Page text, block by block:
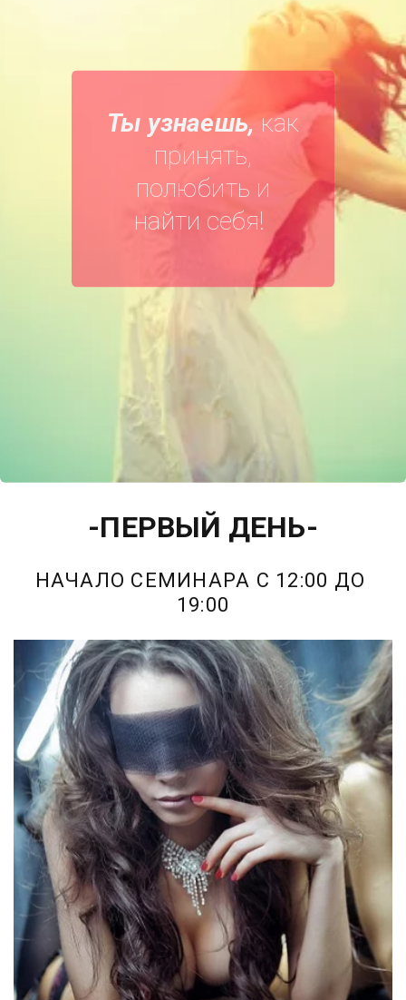
Ты узнаешь,как
принять,
полюбить и
найти себя!
Ты узнаешь,где
взять силына
секс и семью!
-ПЕРВЫЙ ДЕНЬ-
НАЧАЛО СЕМИНАРА С 12:00 ДО
19:00